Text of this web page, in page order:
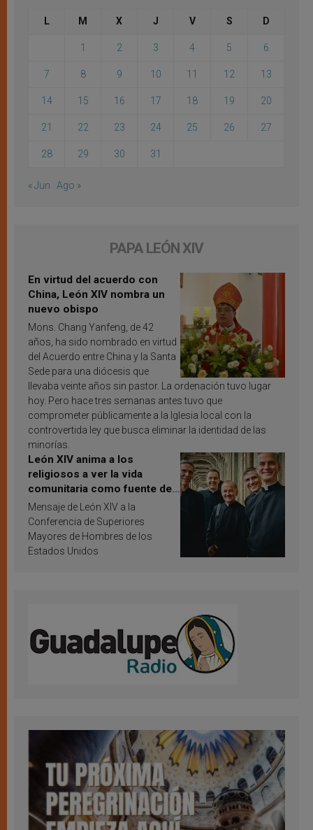
L M X J V S D
1 2 3 4 5 6
7 8 9 10 11 12 13
14 15 16 17 18 19 20
21 22 23 24 25 26 27
28 29 30 31
« Jun Ago »
PAPA LEÓN XIV
En virtud del acuerdo con
China, León XIV nombra un
nuevo obispo
Mons. Chang Yanfeng, de 42
años, ha sido nombrado en virtud
del Acuerdo entre China y la Santa
Sede para una diócesis que
llevaba veinte años sin pastor. La ordenación tuvo lugar
hoy. Pero hace tres semanas antes tuvo que
comprometer públicamente a la Iglesia local con la
controvertida ley que busca eliminar la identidad de las
minorías.
León XIV anima a los
religiosos a ver la vida
comunitaria como fuente de
inspiración y santificación
Mensaje de León XIV a la
Conferencia de Superiores
Mayores de Hombres de los
Estados Unidos